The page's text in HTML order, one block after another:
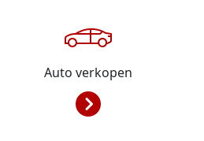
Auto verkopen